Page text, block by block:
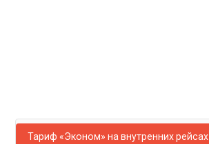
Тариф «Эконом» на внутренних рейсах